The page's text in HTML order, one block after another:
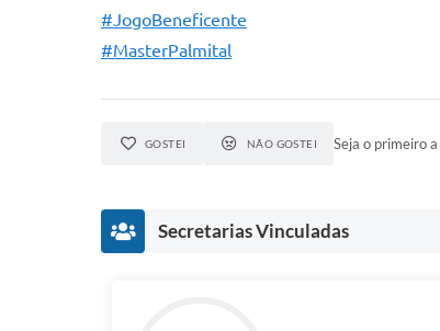
#JogoBeneficente
#MasterPalmital
GOSTEI NÃO GOSTEI Seja o primeiro
Secretarias Vinculadas